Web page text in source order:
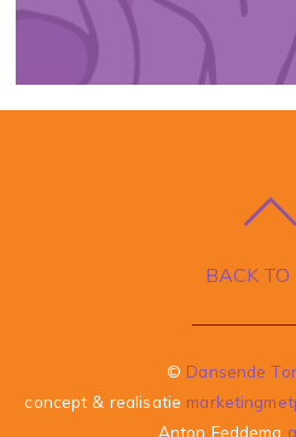
BACK TO
© Dansende
concept & realisatie
Anton Feddema